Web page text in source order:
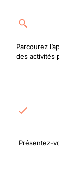
Parcourez
des activités
Présentez-